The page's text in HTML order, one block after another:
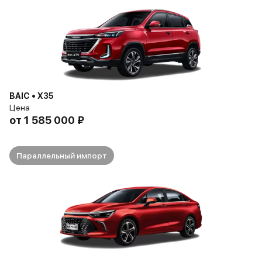
BAIC • X35
Цена
от 1 585 000 ₽
Параллельный импорт